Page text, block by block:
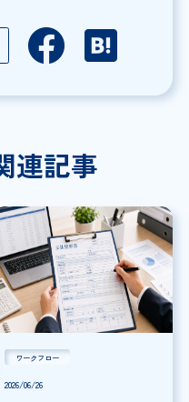
連記事
ワークフロー
2026/06/26